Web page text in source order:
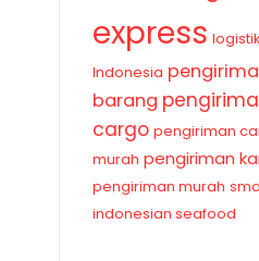
express logistik
Indonesia
barang
cargo pengiriman
murah pengiriman
pengiriman murah
indonesian seafood